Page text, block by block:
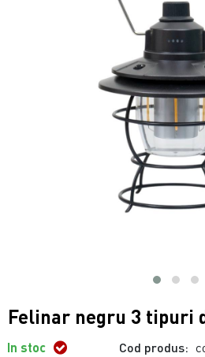
Felinar negru 3 tipuri
In stoc Cod produs: